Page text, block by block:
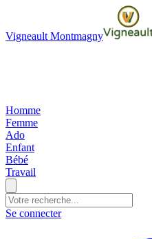
Vigneault Montmagny
Homme
Femme
Ado
Enfant
Bébé
Travail
Se connecter